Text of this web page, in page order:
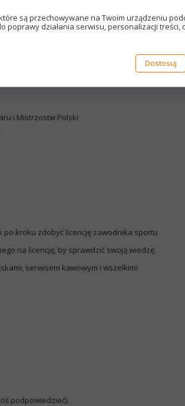
motocyklu niż na ciężkim
prędkość itp.)
i Mistrzostw Polski
kroku zdobyć licencję zawodnika sportu
na licencję, by sprawdzić swoją wiedzę.
serwisem kawowym i wszelkimi
podpowiedzieć).
są przechowywane na Twoim urządzeniu
poprawy działania serwisu, personalizacji treści,
Dostosuj